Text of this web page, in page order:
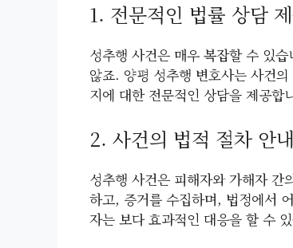
1. 전문적인 법률 상담
성추행 사건은 매우 복잡할 수 있
않죠. 양평 성추행 변호사는 사건
지에 대한 전문적인 상담을 제공합
2. 사건의 법적 절차 안내
성추행 사건은 피해자와 가해자
하고, 증거를 수집하며, 법정에서
자는 보다 효과적인 대응을 할 수